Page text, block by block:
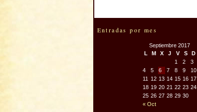
Entradas por mes
Septiembre 2017
L
M X J V S D
« Oct
1 2
3
4
5 6 7 8 9
10
11
12 13 14 15 16 17
18 19 20 21 22 23 24
25 26 27 28 29 30